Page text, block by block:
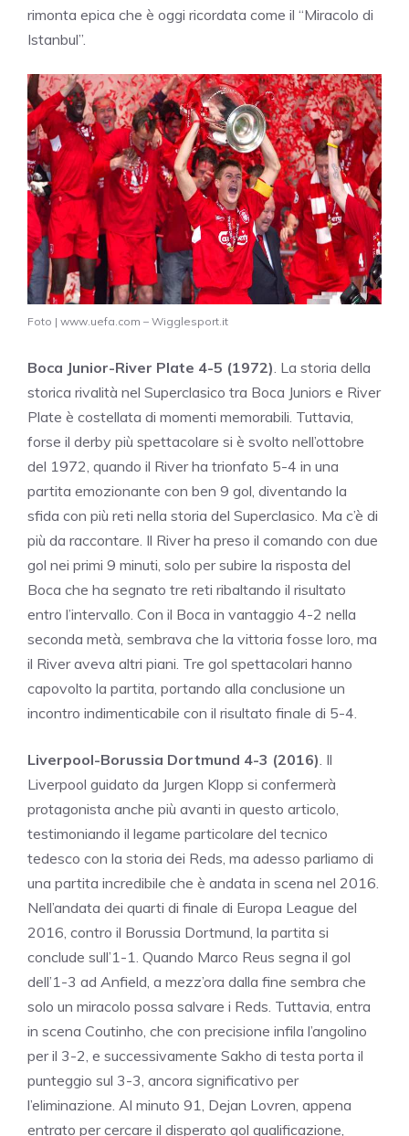
rimonta epica che è oggi ricordata come il “Miracolo di
Istanbul”.
Foto | www.uefa.com – Wigglesport.it
Boca Junior-River Plate 4-5 (1972) . La storia della
storica rivalità nel Superclasico tra Boca Juniors e River
Plate è costellata di momenti memorabili. Tuttavia,
forse il derby più spettacolare si è svolto nell’ottobre
del 1972, quando il River ha trionfato 5-4 in una
partita emozionante con ben 9 gol, diventando la
sfida con più reti nella storia del Superclasico. Ma c’è di
più da raccontare. Il River ha preso il comando con due
gol nei primi 9 minuti, solo per subire la risposta del
Boca che ha segnato tre reti ribaltando il risultato
entro l’intervallo. Con il Boca in vantaggio 4-2 nella
seconda metà, sembrava che la vittoria fosse loro, ma
il River aveva altri piani. Tre gol spettacolari hanno
capovolto la partita, portando alla conclusione un
incontro indimenticabile con il risultato finale di 5-4.
Liverpool-Borussia Dortmund 4-3 (2016) . Il
Liverpool guidato da Jurgen Klopp si confermerà
protagonista anche più avanti in questo articolo,
testimoniando il legame particolare del tecnico
tedesco con la storia dei Reds, ma adesso parliamo di
una partita incredibile che è andata in scena nel 2016.
Nell’andata dei quarti di finale di Europa League del
2016, contro il Borussia Dortmund, la partita si
conclude sull’1-1. Quando Marco Reus segna il gol
dell’1-3 ad Anfield, a mezz’ora dalla fine sembra che
solo un miracolo possa salvare i Reds. Tuttavia, entra
in scena Coutinho, che con precisione infila l’angolino
per il 3-2, e successivamente Sakho di testa porta il
punteggio sul 3-3, ancora significativo per
l’eliminazione. Al minuto 91, Dejan Lovren, appena
entrato per cercare il disperato gol qualificazione,